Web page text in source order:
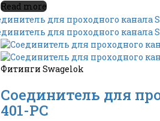
Read more
Фитинги Swagelok
Соединитель для
401-PC